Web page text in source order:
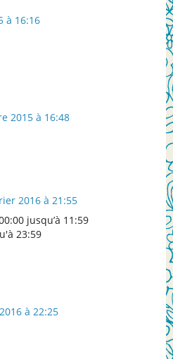
à 16:16
2015 à 16:48
2016 à 21:55
jusqu’à 11:59
23:59
à 22:25